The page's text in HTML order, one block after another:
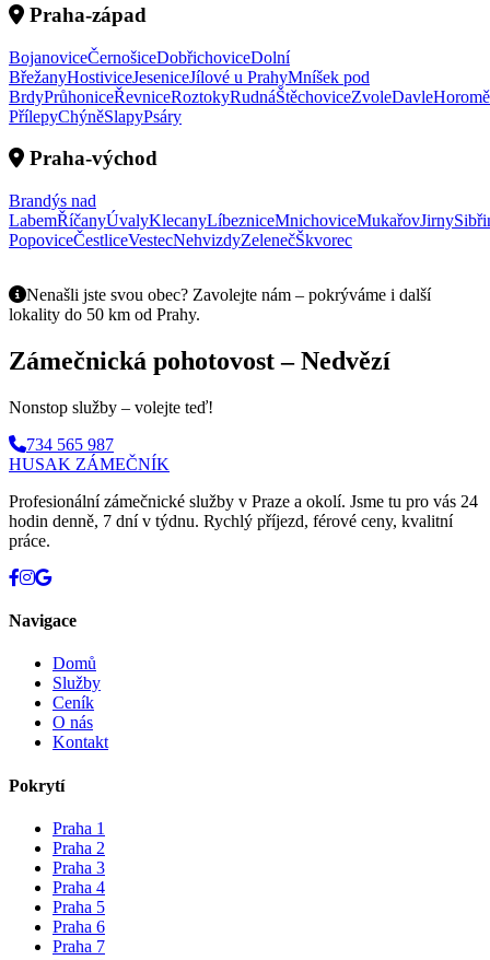
Praha-západ
BojanoviceČernošiceDobřichoviceDolní
BřežanyHostiviceJeseniceJílové u PrahyMníšek pod
BrdyPrůhoniceŘevniceRoztokyRudnáŠtěchoviceZvoleDavle
PřílepyChýněSlapyPsáry
Praha-východ
Brandýs nad
LabemŘíčanyÚvalyKlecanyLíbezniceMnichoviceMukařovJirny
PopoviceČestliceVestecNehvizdyZelenečŠkvorec
Nenašli jste svou obec? Zavolejte nám – pokrýváme i další
lokality do 50 km od Prahy.
Zámečnická pohotovost – Nedvězí
Nonstop služby – volejte teď!
734 565 987
HUSAK ZÁMEČNÍK
Profesionální zámečnické služby v Praze a okolí. Jsme tu pro vás 24
hodin denně, 7 dní v týdnu. Rychlý příjezd, férové ceny, kvalitní
práce.
Navigace
Domů
Služby
Ceník
O nás
Kontakt
Pokrytí
Praha 1
Praha 2
Praha 3
Praha 4
Praha 5
Praha 6
Praha 7